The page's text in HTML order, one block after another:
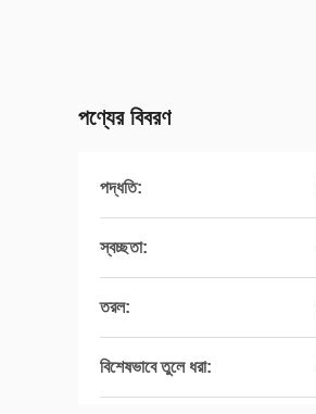
পণ্যের বিবরণ
পদ্ধতি:
স্বচ্ছতা:
তরল:
বিশেষভাবে তুলে ধরা: